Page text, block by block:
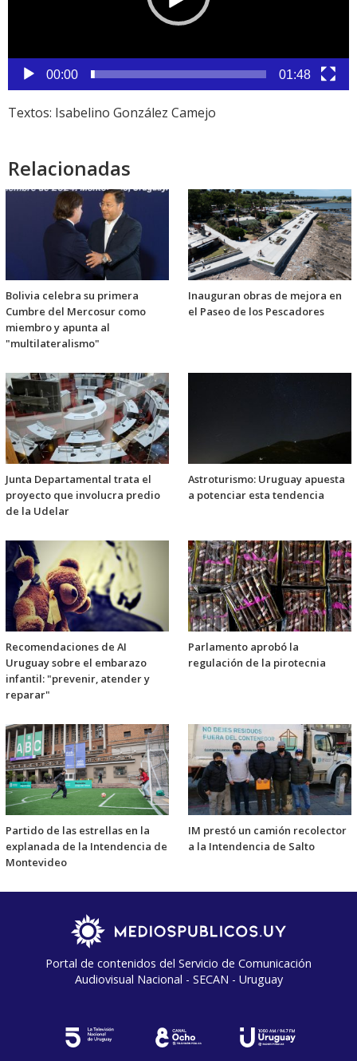
00:00 01:48
Textos: Isabelino González Camejo
Relacionadas
Bolivia celebra su primera
Cumbre del Mercosur como
miembro y apunta al
"multilateralismo"
Inauguran obras de mejora en
el Paseo de los Pescadores
Junta Departamental trata el
proyecto que involucra predio
de la Udelar
Astroturismo: Uruguay apuesta
a potenciar esta tendencia
Recomendaciones de AI
Uruguay sobre el embarazo
infantil: "prevenir, atender y
reparar"
Parlamento aprobó la
regulación de la pirotecnia
Partido de las estrellas en la
explanada de la Intendencia de
Montevideo
IM prestó un camión recolector
a la Intendencia de Salto
Portal de contenidos del Servicio de Comunicación
Audiovisual Nacional - SECAN - Uruguay